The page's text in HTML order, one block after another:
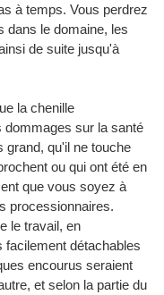
à temps. Vous perdrez
dans le domaine, les
de suite jusqu'à
la chenille
dommages sur la santé
grand, qu'il ne touche
ou qui ont été en
que vous soyez à
processionnaires.
le travail, en
facilement détachables
encourus seraient
et selon la partie du